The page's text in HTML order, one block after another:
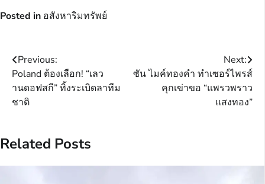
Posted in อสังหาริมทรัพย์
Post
navigation
Previous:
Poland ต้องเลือก! “เลว
านดอฟสกี” ทิ้งระเบิดลาทีม
ชาติ
Next:
ซัน ไมค์ทองคำ ทำเซอร์ไพรส์
คุกเข่าขอ “แพรวพราว
แสงทอง”
Related Posts